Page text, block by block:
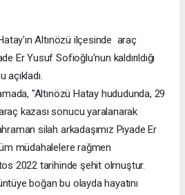
Altınözü ilçesinde araç
Er Yusuf Sofioğlu'nun kaldırıldığı
"Altınözü Hatay hududunda, 29
kazası sonucu yaralanarak
silah arkadaşımız Piyade Er
müdahalelere rağmen
2022 tarihinde şehit olmuştur.
boğan bu olayda hayatını